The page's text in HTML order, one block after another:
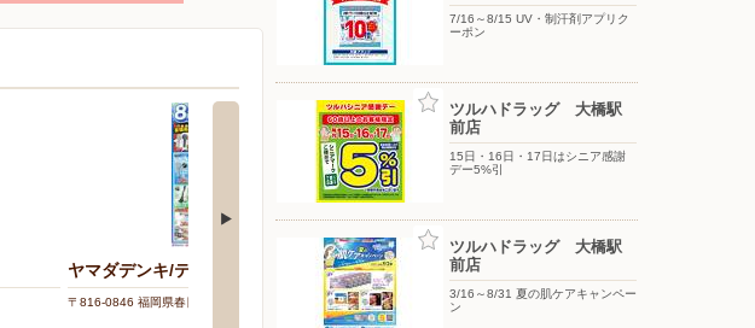
ヤマダデンキ/テックランド福岡春日店
〒816-0846 福岡県春日市下白水南1-1
ケーズデンキ/福岡長浜店
〒810-0072 福岡県福岡市中央区長浜一丁目4番52号
7/16～8/15 UV・制汗剤アプリク
ーポン
ツルハドラッグ 大橋駅
前店
15日・16日・17日はシニア感謝
デー5%引
ツルハドラッグ 大橋駅
前店
3/16～8/31 夏の肌ケアキャンペー
ン